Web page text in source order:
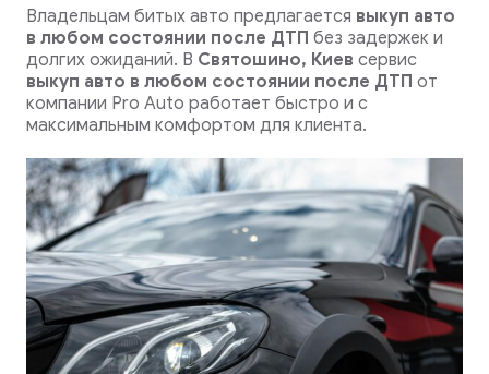
Владельцам битых авто предлагается выкуп авто
в любом состоянии после ДТП без задержек и
долгих ожиданий. В Святошино, Киев сервис
выкуп авто в любом состоянии после ДТПот
компании Pro Auto работает быстро и с
максимальным комфортом для клиента.